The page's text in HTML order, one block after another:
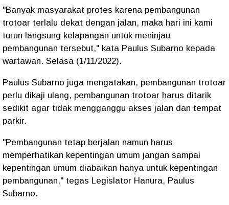
"Banyak masyarakat protes karena pembangunan
trotoar terlalu dekat dengan jalan, maka hari ini kami
turun langsung kelapangan untuk meninjau
pembangunan tersebut," kata Paulus Subarno kepada
wartawan. Selasa (1/11/2022).
Paulus Subarno juga mengatakan, pembangunan trotoar
perlu dikaji ulang, pembangunan trotoar harus ditarik
sedikit agar tidak mengganggu akses jalan dan tempat
parkir.
"Pembangunan tetap berjalan namun harus
memperhatikan kepentingan umum jangan sampai
kepentingan umum diabaikan hanya untuk kepentingan
pembangunan," tegas Legislator Hanura, Paulus
Subarno.